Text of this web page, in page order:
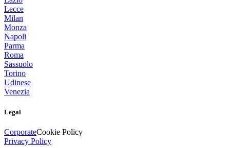
Lecce
Milan
Monza
Napoli
Parma
Roma
Sassuolo
Torino
Udinese
Venezia
Legal
CorporateCookie Policy
Privacy Policy